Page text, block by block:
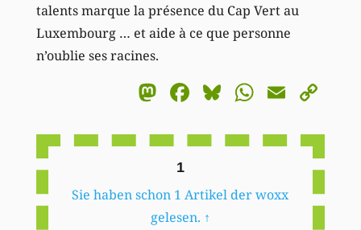
talents marque la présence du Cap Vert au
Luxembourg … et aide à ce que personne
n’oublie ses racines.
Mastodon
Facebook
BlueskyEmail
1
Sie haben schon 1 Artikel der woxx
gelesen. ↑